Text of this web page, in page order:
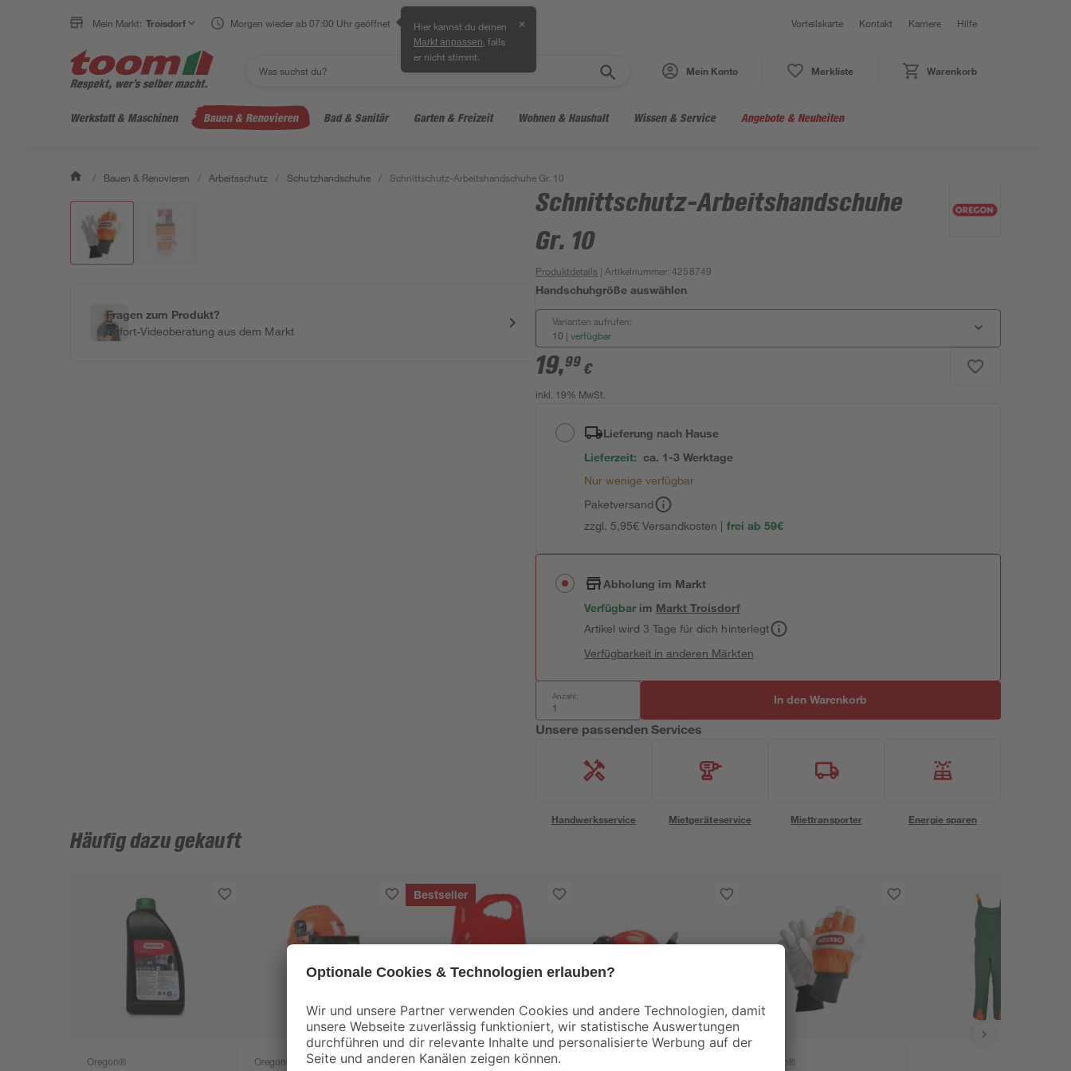
Mein Markt: Troisdorf Morgen wieder ab 07:00 Uhr geöffnet Hier kannst du deinen
Markt anpassen , falls
er nicht stimmt.
✕ Vorteilskarte Kontakt Karriere Hilfe
Mein Konto Merkliste Warenkorb
Werkstatt & Maschinen Bauen & Renovieren Bad & Sanitär Garten & Freizeit Wohnen & Haushalt Wissen & Service Angebote & Neuheiten
/ Bauen & Renovieren / Arbeitsschutz / Schutzhandschuhe / Schnittschutz-Arbeitshandschuhe Gr. 10
Fragen zum Produkt?
Sofort-Videoberatung aus dem Markt
Schnittschutz-Arbeitshandschuhe
Gr. 10
Produktdetails | Artikelnummer:4258749
Handschuhgröße auswählen
Varianten aufrufen:
10 | verfügbar
19,99 €
inkl. 19% MwSt.
Lieferung nach Hause
Lieferzeit: ca. 1-3 Werktage
Nur wenige verfügbar
Paketversand
zzgl. 5,95€ Versandkosten | frei ab 59€
Abholung im Markt
Verfügbar im MarktTroisdorf
Artikel wird 3 Tage für dich hinterlegt
Verfügbarkeit in anderen Märkten
Anzahl: In den Warenkorb
Unsere passenden Services
Handwerksservice Mietgeräteservice Miettransporter Energie sparen
Häufig dazu gekauft
Oregon® Oregon®
Bestseller
Aspen Oregon®